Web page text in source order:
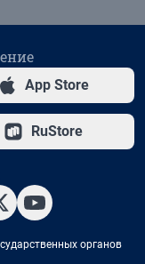
App Store
RuStore
органов